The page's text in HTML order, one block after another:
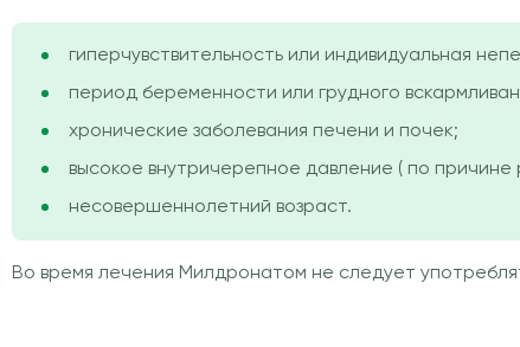
гиперчувствительность или индивидуальная
период беременности или грудного
хронические заболевания печени и почек;
высокое внутричерепное давление ( по причине
несовершеннолетний возраст.
Во время лечения Милдронатом не следует